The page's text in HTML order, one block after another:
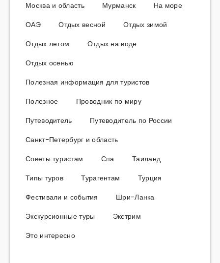
Москва и область
Мурманск
На море
ОАЭ
Отдых весной
Отдых зимой
Отдых летом
Отдых на воде
Отдых осенью
Полезная информация для туристов
Полезное
Проводник по миру
Путеводитель
Путеводитель по России
Санкт-Петербург и область
Советы туристам
Спа
Таиланд
Типы туров
Турагентам
Турция
Фестивали и события
Шри-Ланка
Экскурсионные туры
Экстрим
Это интересно